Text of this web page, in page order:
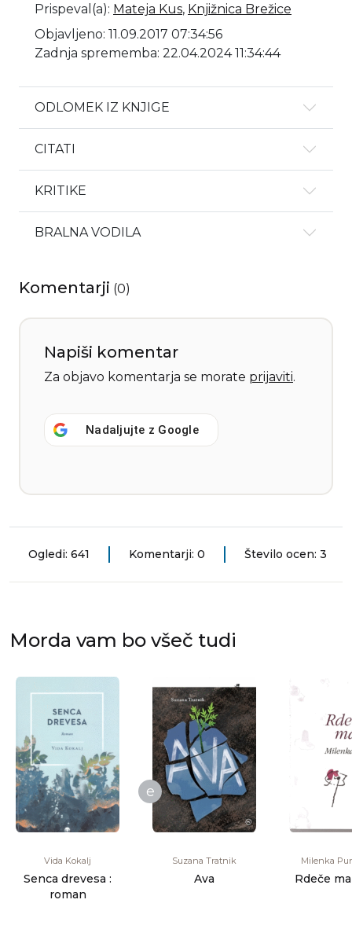
Prispeval(a): Mateja Kus, Knjižnica Brežice
Objavljeno: 11.09.2017 07:34:56
Zadnja sprememba: 22.04.2024 11:34:44
ODLOMEK IZ KNJIGE
CITATI
KRITIKE
BRALNA VODILA
Komentarji (0)
Napiši komentar
Za objavo komentarja se morate prijaviti.
Nadaljujte z Google
Ogledi: 641 Komentarji: 0 Število ocen: 3
Morda vam bo všeč tudi
Vida Kokalj
Senca drevesa :
roman
e
Suzana Tratnik
Ava
Milenka
Rdeče